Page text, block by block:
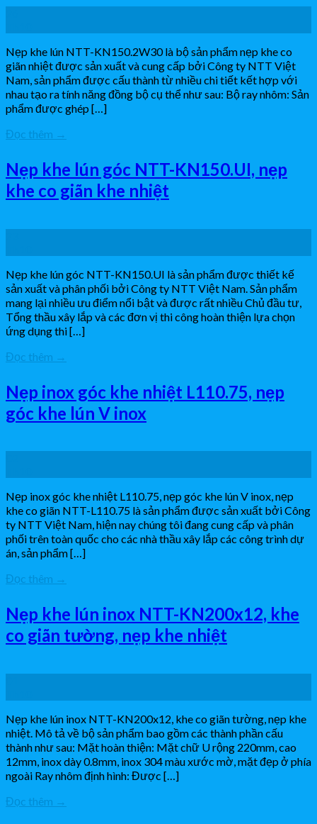
Nẹp khe lún NTT-KN150.2W30 là bộ sản phẩm nẹp khe co
giãn nhiệt được sản xuất và cung cấp bởi Công ty NTT Việt
Nam, sản phẩm được cấu thành từ nhiều chi tiết kết hợp với
nhau tạo ra tính năng đồng bộ cụ thể như sau: Bộ ray nhôm: Sản
phẩm được ghép […]
Đọc thêm →
Nẹp khe lún góc NTT-KN150.UI, nẹp
khe co giãn khe nhiệt
Nẹp khe lún góc NTT-KN150.UI là sản phẩm được thiết kế
sản xuất và phân phối bởi Công ty NTT Việt Nam. Sản phẩm
mang lại nhiều ưu điểm nổi bật và được rất nhiều Chủ đầu tư,
Tổng thầu xây lắp và các đơn vị thi công hoàn thiện lựa chọn
ứng dụng thi […]
Đọc thêm →
Nẹp inox góc khe nhiệt L110.75, nẹp
góc khe lún V inox
Nẹp inox góc khe nhiệt L110.75, nẹp góc khe lún V inox, nẹp
khe co giãn NTT-L110.75 là sản phẩm được sản xuất bởi Công
ty NTT Việt Nam, hiện nay chúng tôi đang cung cấp và phân
phối trên toàn quốc cho các nhà thầu xây lắp các công trình dự
án, sản phẩm […]
Đọc thêm →
Nẹp khe lún inox NTT-KN200x12, khe
co giãn tường, nẹp khe nhiệt
Nẹp khe lún inox NTT-KN200x12, khe co giãn tường, nẹp khe
nhiệt. Mô tả về bộ sản phẩm bao gồm các thành phần cấu
thành như sau: Mặt hoàn thiện: Mặt chữ U rộng 220mm, cao
12mm, inox dày 0.8mm, inox 304 màu xước mờ, mặt đẹp ở phía
ngoài Ray nhôm định hình: Được […]
Đọc thêm →